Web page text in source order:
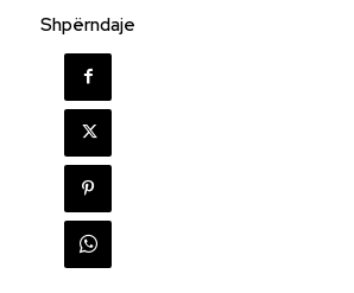
Shpërndaje